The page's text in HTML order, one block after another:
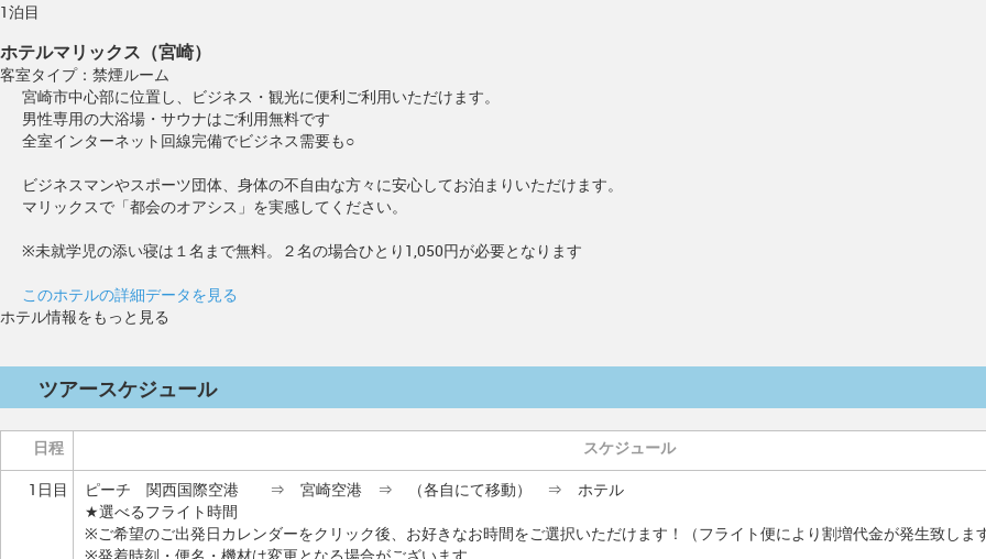
1泊目
ホテルマリックス（宮崎）
客室タイプ：禁煙ルーム
宮崎市中心部に位置し、ビジネス・観光に便利ご利用いただけます。
男性専用の大浴場・サウナはご利用無料です
全室インターネット回線完備でビジネス需要も○
ビジネスマンやスポーツ団体、身体の不自由な方々に安心してお泊まりいただけます。
マリックスで「都会のオアシス」を実感してください。
※未就学児の添い寝は１名まで無料。２名の場合ひとり1,050円が必要となります
このホテルの詳細データを見る
ホテル情報をもっと見る
ツアースケジュール
日程 スケジュール
1日目
ピーチ 関西国際空港 ⇒ 宮崎空港 ⇒ （各自にて移動） ⇒ ホテル
★選べるフライト時間
※ご希望のご出発日カレンダーをクリック後、お好きなお時間をご選択いただけます！（フライト便により割増代金が発生致します